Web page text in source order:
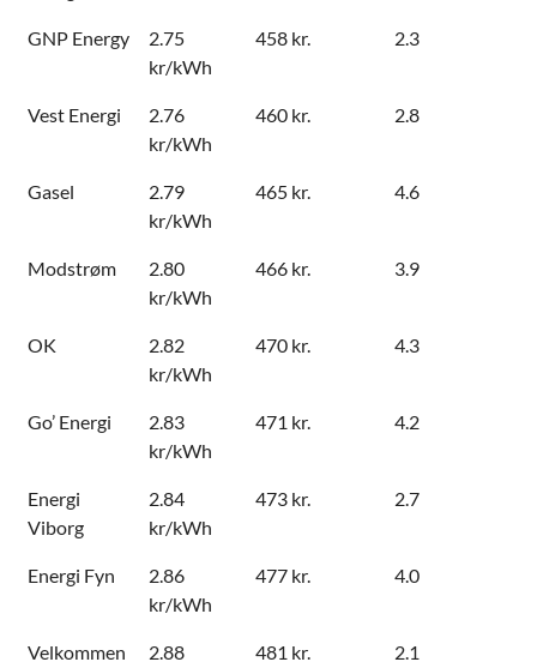
GNP Energy
2.75
kr/kWh
458 kr. 2.3
Vest Energi
2.76
kr/kWh
460 kr. 2.8
Gasel
2.79
kr/kWh
465 kr. 4.6
Modstrøm
2.80
kr/kWh
466 kr. 3.9
OK
2.82
kr/kWh
470 kr. 4.3
Go’ Energi
2.83
kr/kWh
471 kr. 4.2
Energi
Viborg
2.84
kr/kWh
473 kr. 2.7
Energi Fyn
2.86
kr/kWh
477 kr. 4.0
Velkommen
2.88
481 kr. 2.1